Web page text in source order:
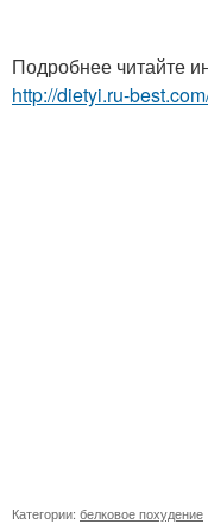
Подробнее читайте
http://dietyi.ru-
Категории: белковое похудение